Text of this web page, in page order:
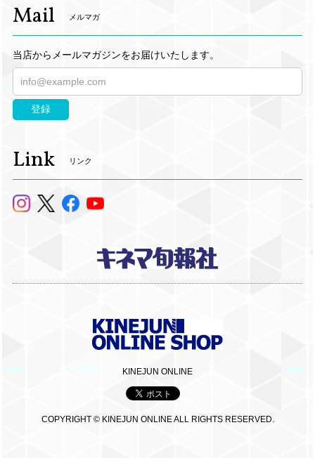
Mail メルマガ
当店からメールマガジンをお届けいたします。
登録
Link リンク
KINEJUN ONLINE
COPYRIGHT © KINEJUN ONLINE ALL RIGHTS RESERVED.